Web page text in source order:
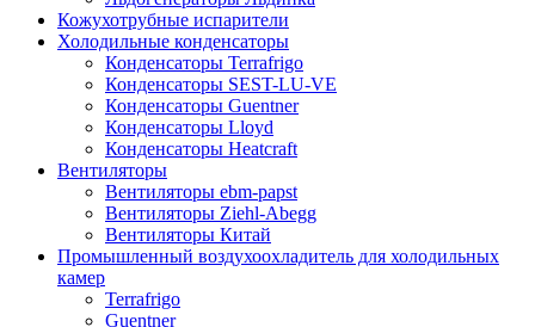
Кожухотрубные испарители
Холодильные конденсаторы
Конденсаторы Terrafrigo
Конденсаторы SEST-LU-VE
Конденсаторы Guentner
Конденсаторы Lloyd
Конденсаторы Heatcraft
Вентиляторы
Вентиляторы ebm-papst
Вентиляторы Ziehl-Abegg
Вентиляторы Китай
Промышленный воздухоохладитель для холодильных
камер
Terrafrigo
Guentner